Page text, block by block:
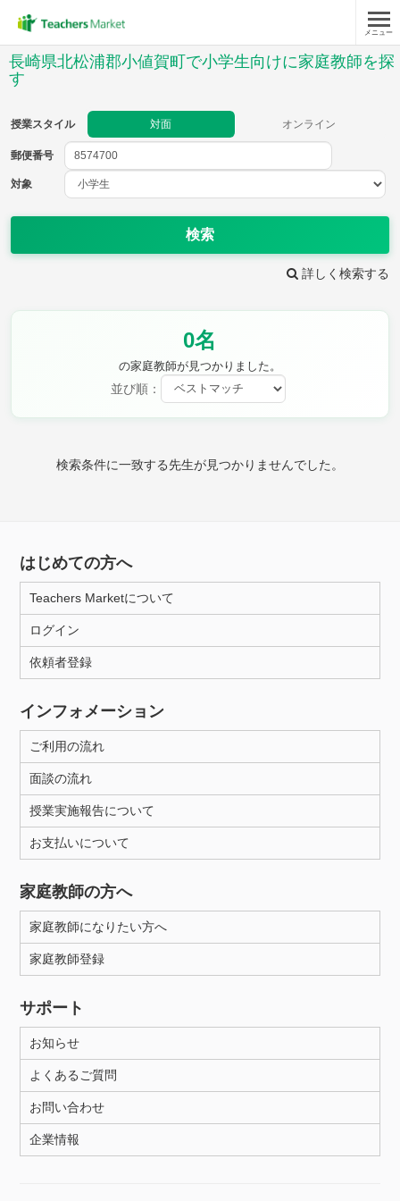
メニュー
長崎県北松浦郡小値賀町で小学生向けに家庭教師を探
す
授業スタイル 対面 オンライン
郵便番号
対象
検索
詳しく検索する
0名
の家庭教師が見つかりました。
並び順：
検索条件に一致する先生が見つかりませんでした。
郵便番号
理科
保健・体育 図画工作 書写
時給：¥1,000 ～ ¥10,000
土曜日 日曜日
所属大学
年齢：18-101歳
性別
はじめての方へ
Teachers Marketについて
ログイン
依頼者登録
インフォメーション
ご利用の流れ
面談の流れ
授業実施報告について
お支払いについて
家庭教師の方へ
家庭教師になりたい方へ
家庭教師登録
サポート
お知らせ
よくあるご質問
お問い合わせ
企業情報